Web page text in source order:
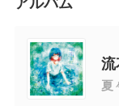
夏